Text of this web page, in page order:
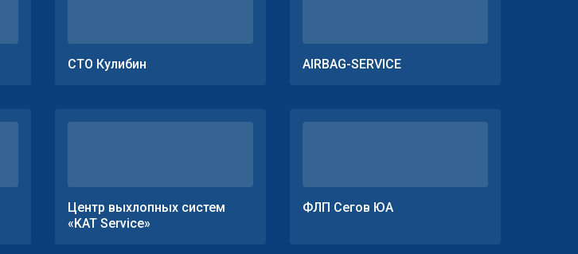
СТО Кулибин AIRBAG-SERVICE
Центр выхлопных систем
«KAT Service»
ФЛП Сегов ЮА